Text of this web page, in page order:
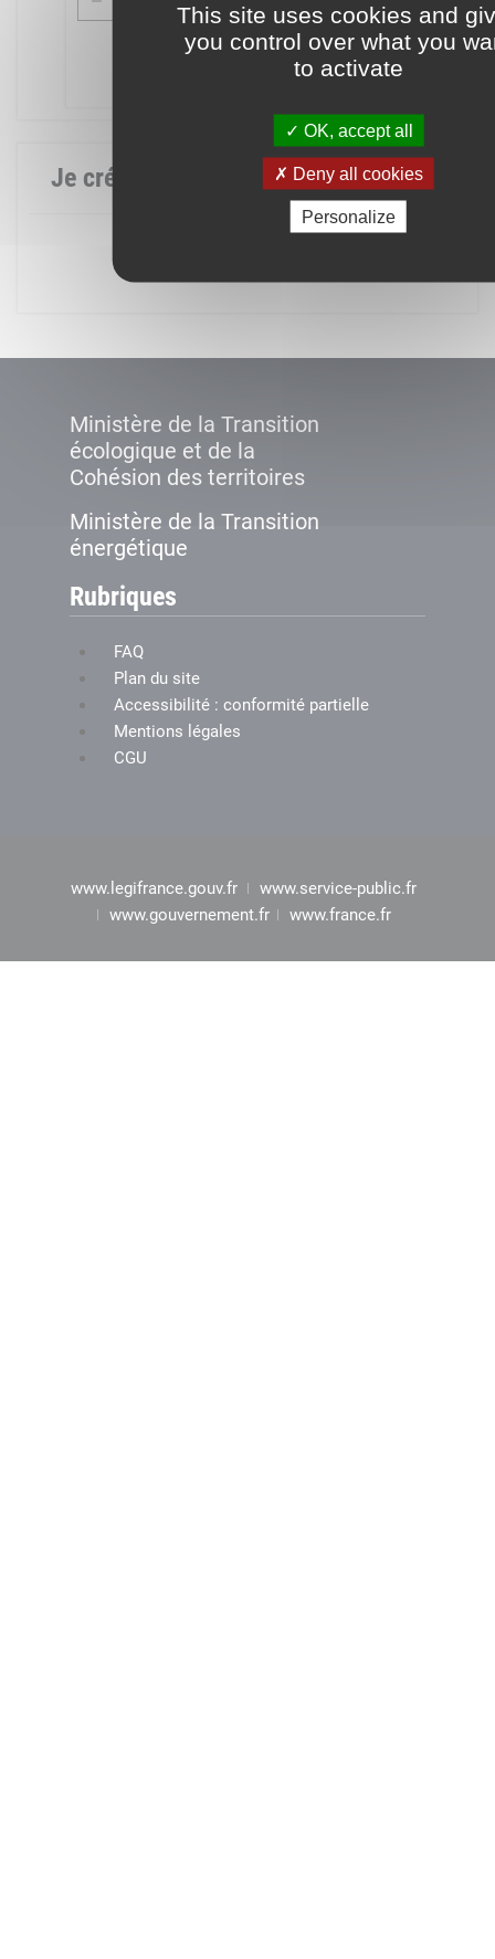
This site uses cookies and
you control over what you
to activate
OK, accept all
Deny all cookies
Personalize
Mot de passe oublié ?
Je crée mon compte
Ministère de la Transition
écologique et de la
Cohésion des territoires
Ministère de la Transition
énergétique
Rubriques
FAQ
Plan du site
Accessibilité : conformité partielle
Mentions légales
CGU
www.legifrance.gouv.fr
www.service-public.fr
www.gouvernement.fr
www.france.fr